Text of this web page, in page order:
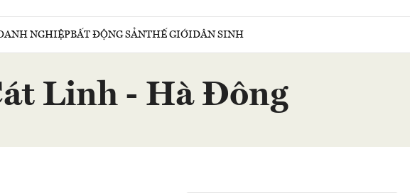
NGHIỆPBẤT ĐỘNG SẢNTHẾ GIỚIDÂN SINH
Linh - Hà Đông